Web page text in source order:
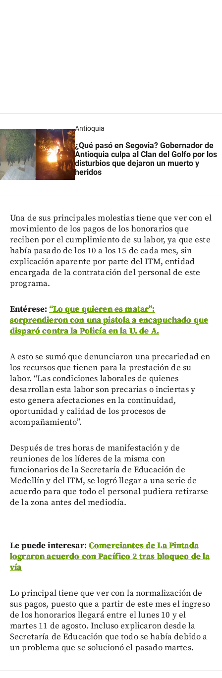
Antioquia
¿Qué pasó en Segovia? Gobernador de
Antioquia culpa al Clan del Golfo por los
disturbios que dejaron un muerto y
heridos
Una de sus principales molestias tiene que ver con el
movimiento de los pagos de los honorarios que
reciben por el cumplimiento de su labor, ya que este
había pasado de los 10 a los 15 de cada mes, sin
explicación aparente por parte del ITM, entidad
encargada de la contratación del personal de este
programa.
Entérese: “Lo que quieren es matar”:
sorprendieron con una pistola a encapuchado que
disparó contra la Policía en la U. de A.
A esto se sumó que denunciaron una precariedad en
los recursos que tienen para la prestación de su
labor. “Las condiciones laborales de quienes
desarrollan esta labor son precarias o inciertas y
esto genera afectaciones en la continuidad,
oportunidad y calidad de los procesos de
acompañamiento”.
Después de tres horas de manifestación y de
reuniones de los líderes de la misma con
funcionarios de la Secretaría de Educación de
Medellín y del ITM, se logró llegar a una serie de
acuerdo para que todo el personal pudiera retirarse
de la zona antes del mediodía.
Le puede interesar: Comerciantes de La Pintada
lograron acuerdo con Pacífico 2 tras bloqueo de la
vía
Lo principal tiene que ver con la normalización de
sus pagos, puesto que a partir de este mes el ingreso
de los honorarios llegará entre el lunes 10 y el
martes 11 de agosto. Incluso explicaron desde la
Secretaría de Educación que todo se había debido a
un problema que se solucionó el pasado martes.